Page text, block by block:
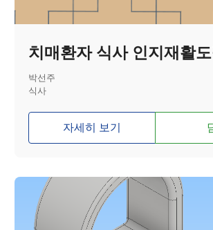
치매환자 식사 인지재활
박선주
식사
자세히 보기